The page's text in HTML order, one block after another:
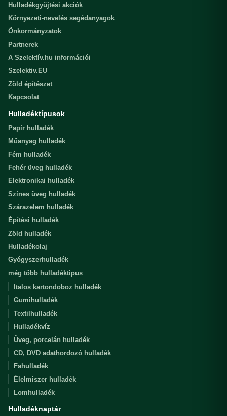
Hulladékgyűjtési akciók
Környezeti-nevelés segédanyagok
Önkormányzatok
Partnerek
A Szelektív.hu információi
Szelektiv.EU
Zöld építészet
Kapcsolat
Hulladéktípusok
Papír hulladék
Műanyag hulladék
Fém hulladék
Fehér üveg hulladék
Elektronikai hulladék
Színes üveg hulladék
Szárazelem hulladék
Építési hulladék
Zöld hulladék
Hulladékolaj
Gyógyszerhulladék
még több hulladéktipus
Italos kartondoboz hulladék
Gumihulladék
Textilhulladék
Hulladékvíz
Üveg, porcelán hulladék
CD, DVD adathordozó hulladék
Fahulladék
Élelmiszer hulladék
Lomhulladék
Hulladéknaptár